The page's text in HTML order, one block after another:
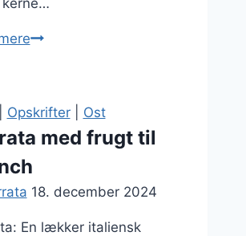
Burrata
cherrytomater
og
olivenolie
Opskrifter| Ost
med frugt til
18. december 2024
En lækker italiensk